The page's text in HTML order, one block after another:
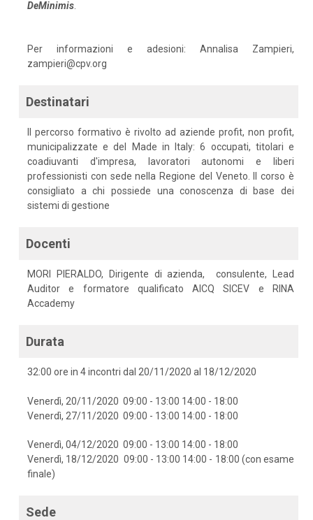
DeMinimis
Per informazioni e adesioni: Annalisa Zampieri,
zampieri@cpv.org
Destinatari
Il percorso formativo è rivolto ad aziende profit, non profit,
municipalizzate e del Made in Italy: 6 occupati, titolari e
coadiuvanti d'impresa, lavoratori autonomi e liberi
professionisti con sede nella Regione del Veneto. Il corso è
consigliato a chi possiede una conoscenza di base dei
sistemi di gestione
Docenti
MORI PIERALDO, Dirigente di azienda, consulente, Lead
Auditor e formatore qualificato AICQ SICEV e RINA
Accademy
Durata
32:00 ore in 4 incontri dal 20/11/2020 al 18/12/2020
Venerdì, 20/11/2020 09:00 - 13:00 14:00 - 18:00
Venerdì, 27/11/2020 09:00 - 13:00 14:00 - 18:00
Venerdì, 04/12/2020 09:00 - 13:00 14:00 - 18:00
Venerdì, 18/12/2020 09:00 - 13:00 14:00 - 18:00 (con esame
finale)
Sede